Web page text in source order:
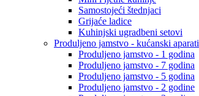
Samostojeći štednjaci
Grijaće ladice
Kuhinjski ugradbeni setovi
Produljeno jamstvo - kućanski aparati
Produljeno jamstvo - 1 godina
Produljeno jamstvo - 7 godina
Produljeno jamstvo - 5 godina
Produljeno jamstvo - 2 godine